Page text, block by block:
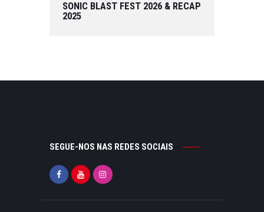
SONIC BLAST FEST 2026 & RECAP
2025
SEGUE-NOS NAS REDES SOCIAIS